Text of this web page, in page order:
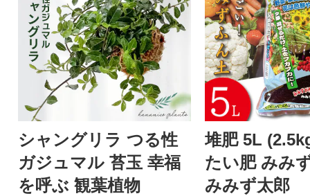
シャングリラ つる性
ガジュマル 苔玉 幸福
を呼ぶ 観葉植物
堆肥 5L
たい肥 みみ
みみず太郎